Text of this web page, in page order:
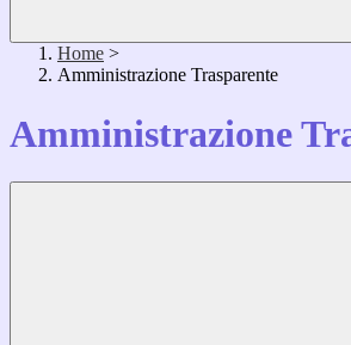
Home >
Amministrazione Trasparente
Amministrazione